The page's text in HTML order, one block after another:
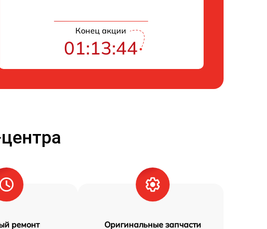
Конец акции
01:13:43
ремонт Оригинальные запчасти